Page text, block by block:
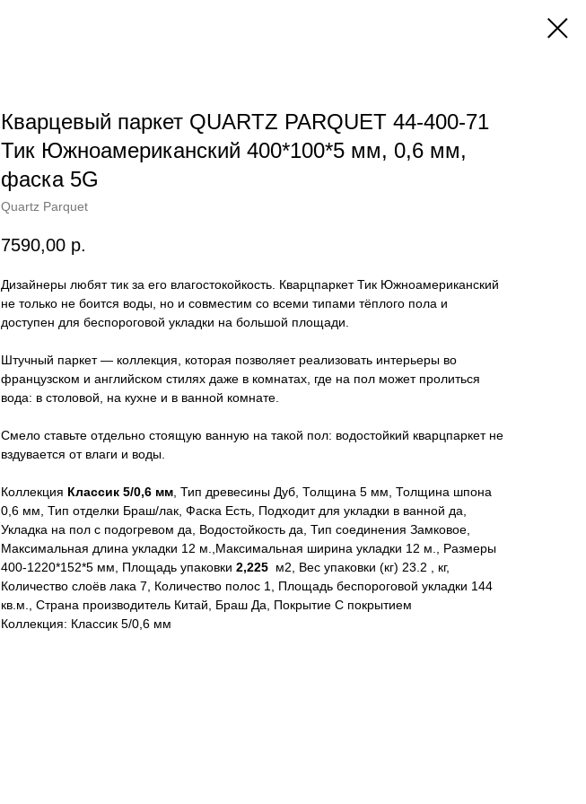
Кварцевый паркет QUARTZ PARQUET 44-400-71
Тик Южноамериканский 400*100*5 мм, 0,6 мм,
фаска 5G
Quartz Parquet
7590,00 р.
Дизайнеры любят тик за его влагостокойкость. Кварцпаркет Тик Южноамериканский
не только не боится воды, но и совместим со всеми типами тёплого пола и
доступен для беспороговой укладки на большой площади.
Штучный паркет — коллекция, которая позволяет реализовать интерьеры во
французском и английском стилях даже в комнатах, где на пол может пролиться
вода: в столовой, на кухне и в ванной комнате.
Смело ставьте отдельно стоящую ванную на такой пол: водостойкий кварцпаркет не
вздувается от влаги и воды.
Коллекция Классик 5/0,6 мм, Тип древесины Дуб, Толщина 5 мм, Толщина шпона
0,6 мм, Тип отделки Браш/лак, Фаска Есть, Подходит для укладки в ванной да,
Укладка на пол c подогревом да, Водостойкость да, Тип соединения Замковое,
Максимальная длина укладки 12 м.,Максимальная ширина укладки 12 м., Размеры
400-1220*152*5 мм, Площадь упаковки 2,225 м2, Вес упаковки (кг) 23.2 , кг,
Количество слоёв лака 7, Количество полос 1, Площадь беспороговой укладки 144
кв.м., Страна производитель Китай, Браш Да, Покрытие С покрытием
Коллекция: Классик 5/0,6 мм